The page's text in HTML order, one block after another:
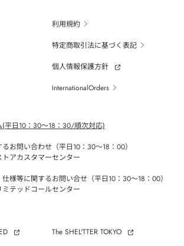
利用規約
特定商取引法に基づく表記
個人情報保護方針
InternationalOrders
平日10：30～18：30/順次対応)
お問い合わせ（平日10：30～18：00）
アカスタマーセンター
様等に関するお問い合せ（平日10：30～18：00）
テッドコールセンター
The SHEL'TTER TOKYO